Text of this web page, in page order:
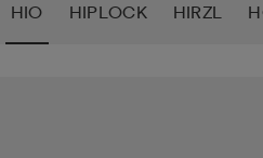
HIO HIPLOCK HIRZL